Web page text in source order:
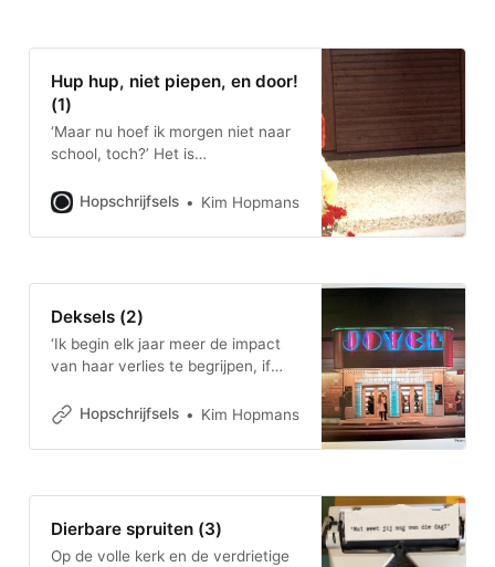
Hup hup, niet piepen, en door!
(1)
‘Maar nu hoef ik morgen niet naar
school, toch?’ Het is
een uur of tien. Ik zit in het halletje
Zevenaar, op de bank, ingeklemd
komen net uit Eindhoven, hun
jassen nog aan. Ze zijn
Hopschrijfsels Kim Hopmans
Deksels (2)
‘Ik begin elk jaar meer de impact
van haar verlies te begrijpen, if
vriendinnen me eerder dit jaar, op
moeten worden.
Hopschrijfsels Kim Hopmans
Dierbare spruiten (3)
Op de volle kerk en de verdrietige